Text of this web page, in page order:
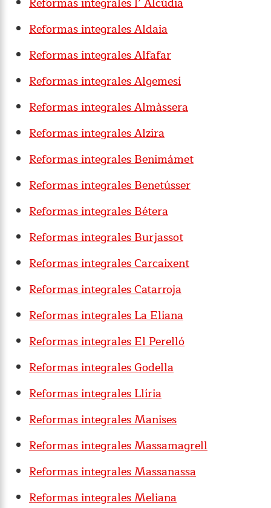
Reformas integrales Aldaia
Reformas integrales Alfafar
Reformas integrales Algemesí
Reformas integrales Almàssera
Reformas integrales Alzira
Reformas integrales Benimámet
Reformas integrales Benetússer
Reformas integrales Bétera
Reformas integrales Burjassot
Reformas integrales Carcaixent
Reformas integrales Catarroja
Reformas integrales La Eliana
Reformas integrales El Perelló
Reformas integrales Godella
Reformas integrales Llíria
Reformas integrales Manises
Reformas integrales Massamagrell
Reformas integrales Massanassa
Reformas integrales Meliana